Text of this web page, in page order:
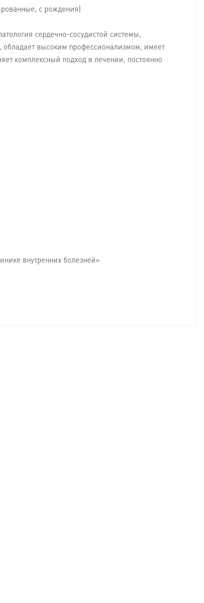
с рождения)
сердечно-сосудистой системы,
высоким профессионализмом, имеет
комплексный подход в лечении, постоянно
внутренних болезней»